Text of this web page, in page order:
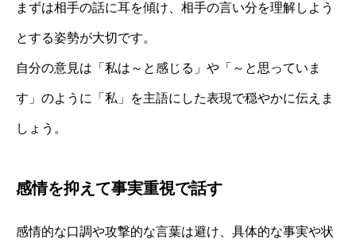
まずは相手の話に耳を傾け、相手の言い分を理解しよう
とする姿勢が大切です。
自分の意見は「私は～と感じる」や「～と思っていま
す」のように「私」を主語にした表現で穏やかに伝えま
しょう。
感情を抑えて事実重視で話す
感情的な口調や攻撃的な言葉は避け、具体的な事実や状